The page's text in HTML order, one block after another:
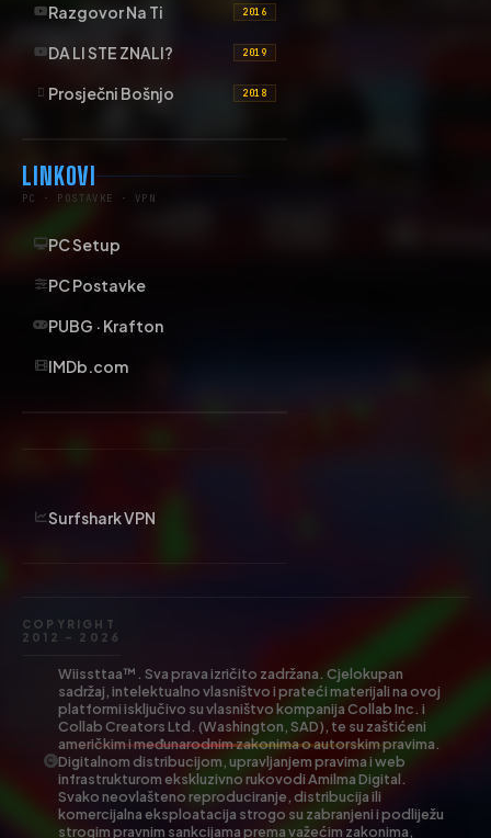
Razgovor Na Ti 2016
DA LI STE ZNALI? 2019
Prosječni Bošnjo 2018
LINKOVI
PC · POSTAVKE · VPN
PC Setup
PC Postavke
PUBG · Krafton
IMDb.com
Surfshark VPN
COPYRIGHT
2012 – 2026
Wiissttaa™. Sva prava izričito zadržana. Cjelokupan
sadržaj, intelektualno vlasništvo i prateći materijali na ovoj
platformi isključivo su vlasništvo kompanija Collab Inc. i
Collab Creators Ltd. (Washington, SAD), te su zaštićeni
američkim i međunarodnim zakonima o autorskim pravima.
Digitalnom distribucijom, upravljanjem pravima i web
infrastrukturom ekskluzivno rukovodi Amilma Digital.
Svako neovlašteno reproduciranje, distribucija ili
komercijalna eksploatacija strogo su zabranjeni i podliježu
strogim pravnim sankcijama prema važećim zakonima,